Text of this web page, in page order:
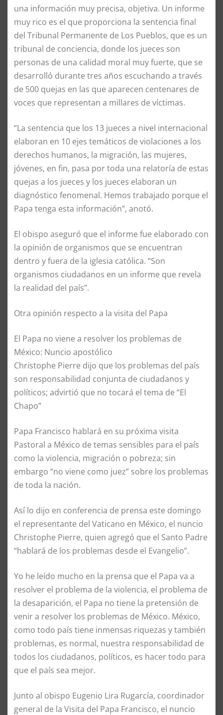
una información muy precisa, objetiva. Un informe
muy rico es el que proporciona la sentencia final
del Tribunal Permanente de Los Pueblos, que es un
tribunal de conciencia, donde los jueces son
personas de una calidad moral muy fuerte, que se
desarrolló durante tres años escuchando a través
de 500 quejas en las que aparecen centenares de
voces que representan a millares de víctimas.
“La sentencia que los 13 jueces a nivel internacional
elaboran en 10 ejes temáticos de violaciones a los
derechos humanos, la migración, las mujeres,
jóvenes, en fin, pasa por toda una relatoría de estas
quejas a los jueces y los jueces elaboran un
diagnóstico fenomenal. Hemos trabajado porque el
Papa tenga esta información”, anotó.
El obispo aseguró que el informe fue elaborado con
la opinión de organismos que se encuentran
dentro y fuera de la iglesia católica. “Son
organismos ciudadanos en un informe que revela
la realidad del país”.
Otra opinión respecto a la visita del Papa
El Papa no viene a resolver los problemas de
México: Nuncio apostólico
Christophe Pierre dijo que los problemas del país
son responsabilidad conjunta de ciudadanos y
políticos; advirtió que no tocará el tema de “El
Chapo”
Papa Francisco hablará en su próxima visita
Pastoral a México de temas sensibles para el país
como la violencia, migración o pobreza; sin
embargo “no viene como juez” sobre los problemas
de toda la nación.
Así lo dijo en conferencia de prensa este domingo
el representante del Vaticano en México, el nuncio
Christophe Pierre, quien agregó que el Santo Padre
“hablará de los problemas desde el Evangelio”.
Yo he leído mucho en la prensa que el Papa va a
resolver el problema de la violencia, el problema de
la desaparición, el Papa no tiene la pretensión de
venir a resolver los problemas de México. México,
como todo país tiene inmensas riquezas y también
problemas, es normal, nuestra responsabilidad de
todos los ciudadanos, políticos, es hacer todo para
que el país sea mejor.
Junto al obispo Eugenio Lira Rugarcía, coordinador
general de la Visita del Papa Francisco, el nuncio